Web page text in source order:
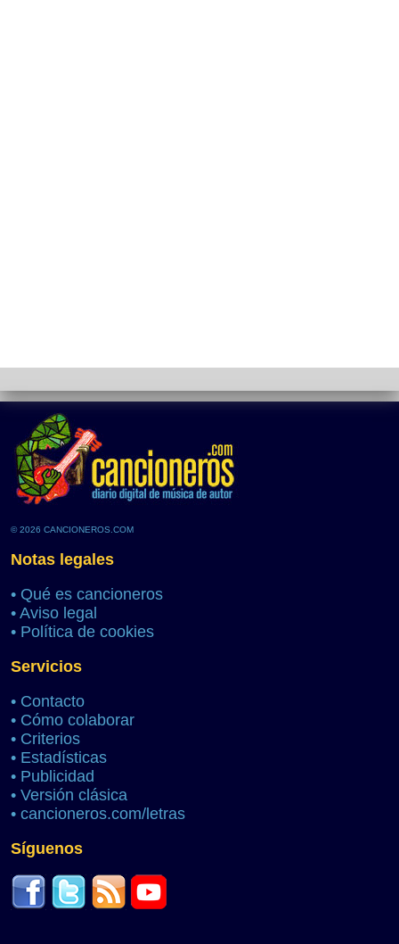
© 2026 CANCIONEROS.COM
Notas legales
• Qué es cancioneros
• Aviso legal
• Política de cookies
Servicios
• Contacto
• Cómo colaborar
• Criterios
• Estadísticas
• Publicidad
• Versión clásica
• cancioneros.com/letras
Síguenos